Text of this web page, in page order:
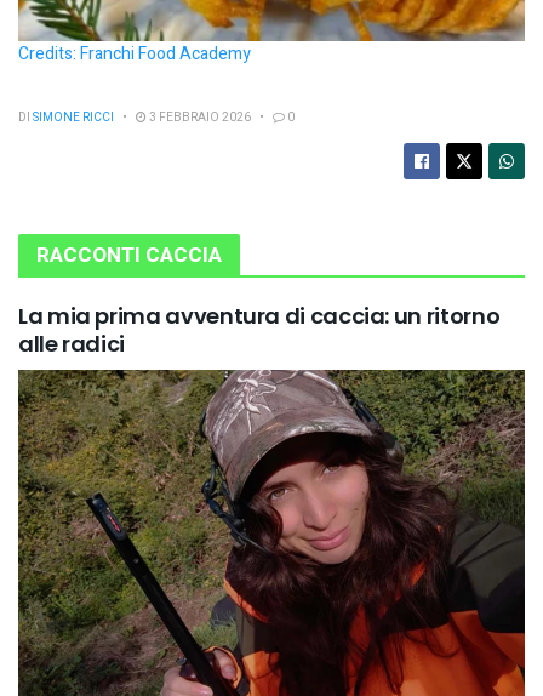
Credits: Franchi Food Academy
DI SIMONE RICCI 3 FEBBRAIO 2026 0
RACCONTI CACCIA
La mia prima avventura di caccia: un ritorno
alle radici